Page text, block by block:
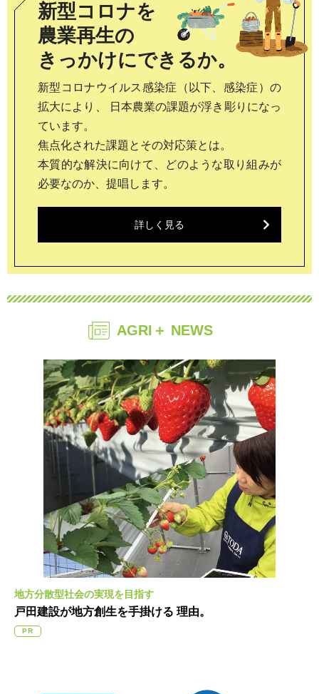
新型コロナを
農業再生の
きっかけにできるか。
新型コロナウイルス感染症（以下、感染症）の
拡大により、
日本農業の課題が浮き彫りになっ
ています。
焦点化された課題とその対応策とは。
本質的な解決に向けて、どのような取り組みが
必要なのか、提唱します。
詳しく見る
AGRI＋ NEWS
地方分散型社会の実現を目指す
戸田建設が地方創生を手掛ける 理由。
PR